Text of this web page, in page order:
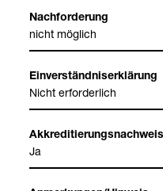
Nach­for­de­rung
nicht mög­lich
Ein­ver­ständ­nis­er­klä­rung
Nicht erfor­der­lich
Akkre­di­tie­rungs­nach­weis
Ja